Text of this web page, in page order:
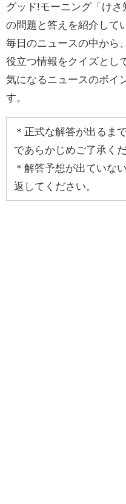
グッド!モーニング「けさ
の問題と答えを紹介して
毎日のニュースの中から
役立つ情報をクイズとし
気になるニュースのポイ
す。
＊正式な解答が出るま
であらかじめご了承くだ
＊解答予想が出ていな
返してください。